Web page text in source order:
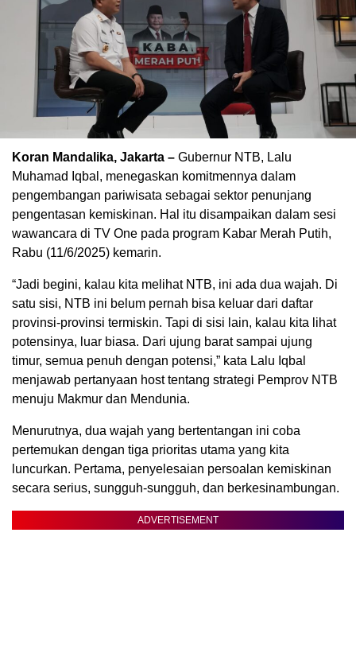
Koran Mandalika, Jakarta – Gubernur NTB, Lalu
Muhamad Iqbal, menegaskan komitmennya dalam
pengembangan pariwisata sebagai sektor penunjang
pengentasan kemiskinan. Hal itu disampaikan dalam sesi
wawancara di TV One pada program Kabar Merah Putih,
Rabu (11/6/2025) kemarin.
“Jadi begini, kalau kita melihat NTB, ini ada dua wajah. Di
satu sisi, NTB ini belum pernah bisa keluar dari daftar
provinsi-provinsi termiskin. Tapi di sisi lain, kalau kita lihat
potensinya, luar biasa. Dari ujung barat sampai ujung
timur, semua penuh dengan potensi,” kata Lalu Iqbal
menjawab pertanyaan host tentang strategi Pemprov NTB
menuju Makmur dan Mendunia.
Menurutnya, dua wajah yang bertentangan ini coba
pertemukan dengan tiga prioritas utama yang kita
luncurkan. Pertama, penyelesaian persoalan kemiskinan
secara serius, sungguh-sungguh, dan berkesinambungan.
ADVERTISEMENT